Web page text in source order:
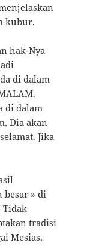
kubur.
hak-Nya
di dalam
di dalam
Dia akan
Jika
besar » di
Tidak
tradisi
Mesias.